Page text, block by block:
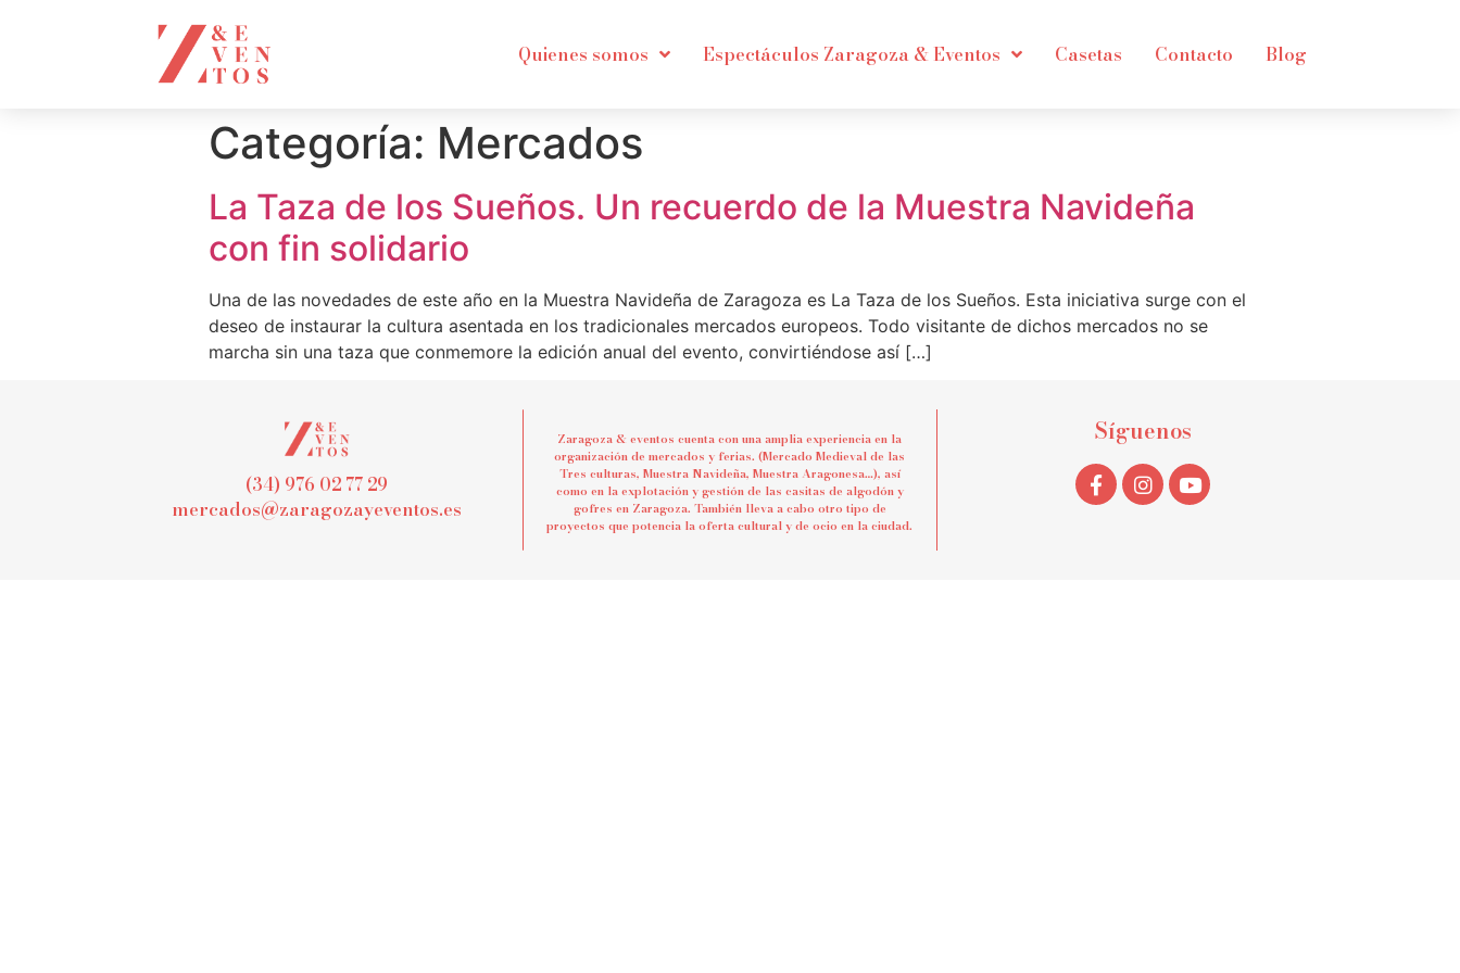
Quienes somos Espectáculos Zaragoza & Eventos Casetas Contacto Blog
Categoría: Mercados
La Taza de los Sueños. Un recuerdo de la Muestra Navideña
con fin solidario
Una de las novedades de este año en la Muestra Navideña de Zaragoza es La Taza de los Sueños. Esta iniciativa surge con el
deseo de instaurar la cultura asentada en los tradicionales mercados europeos. Todo visitante de dichos mercados no se
marcha sin una taza que conmemore la edición anual del evento, convirtiéndose así […]
(34) 976 02 77 29
mercados@zaragozayeventos.es
Zaragoza & eventos cuenta con una amplia experiencia en la
organización de mercados y ferias. (Mercado Medieval de las
Tres culturas, Muestra Navideña, Muestra Aragonesa…), así
como en la explotación y gestión de las casitas de algodón y
gofres en Zaragoza. También lleva a cabo otro tipo de
proyectos que potencia la oferta cultural y de ocio en la ciudad.
Síguenos